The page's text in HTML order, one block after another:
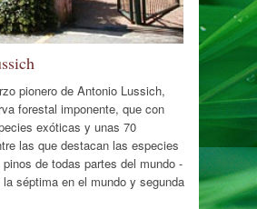
pionero de Antonio Lussich,
forestal imponente, que con
exóticas y unas 70
las que destacan las especies
de todas partes del mundo -
séptima en el mundo y segunda